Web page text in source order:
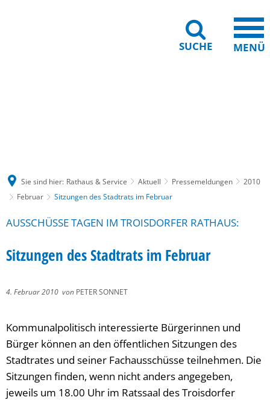
SUCHE MENÜ
Sie sind hier: Rathaus & Service Aktuell Pressemeldungen
2010
Februar
Sitzungen des Stadtrats im Februar
AUSSCHÜSSE TAGEN IM TROISDORFER RATHAUS:
Sitzungen des Stadtrats im Februar
4. Februar 2010 von PETER SONNET
Kommunalpolitisch interessierte Bürgerinnen und
Bürger können an den öffentlichen Sitzungen des
Stadtrates und seiner Fachausschüsse teilnehmen. Die
Sitzungen finden, wenn nicht anders angegeben,
jeweils um 18.00 Uhr im Ratssaal des Troisdorfer